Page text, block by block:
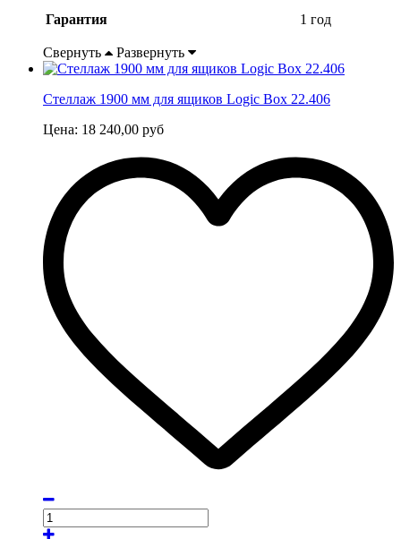
Гарантия 1 год
Свернуть Развернуть
Стеллаж 1900 мм для ящиков Logic Box 22.406
Цена: 18 240,00 руб